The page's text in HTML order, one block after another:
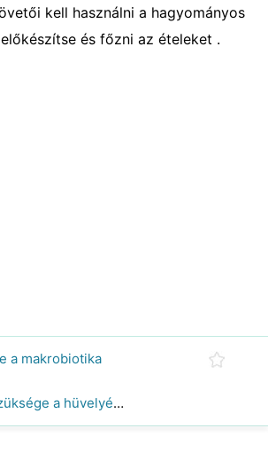
kell használni a hagyományos
és főzni az ételeket .
a makrobiotika
Probiotikumra van szüksége a hüvelyéhez?